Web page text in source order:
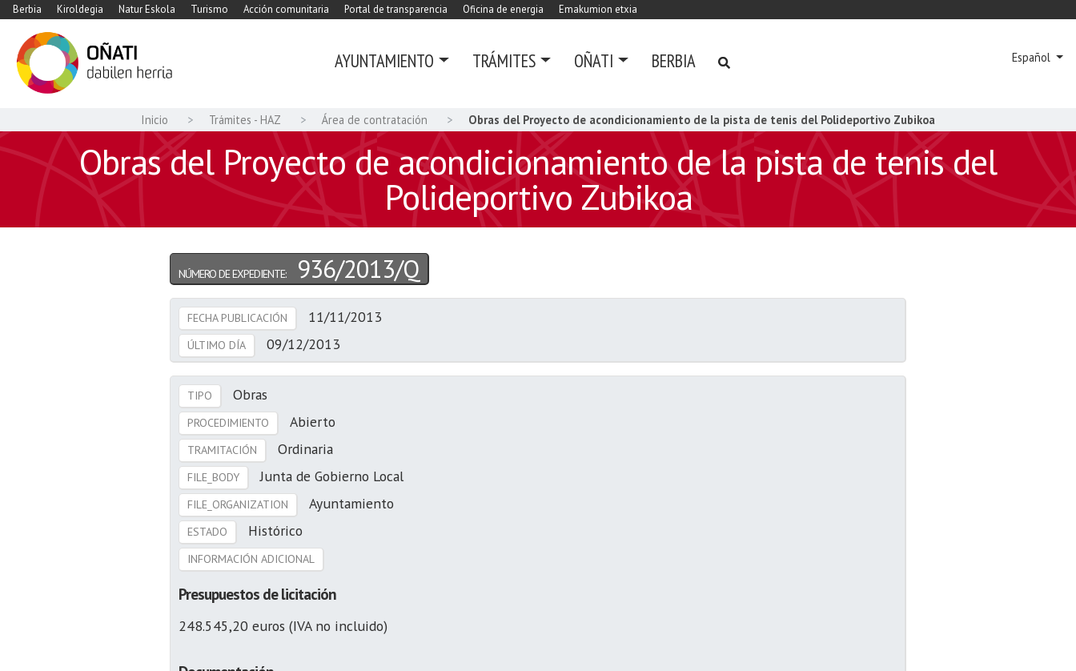
Berbia Kiroldegia Natur Eskola Turismo Acción comunitaria Portal de transparencia Oficina de energia Emakumion etxia
AYUNTAMIENTO TRÁMITES OÑATI BERBIA Español
Inicio Trámites - HAZ Área de contratación Obras del Proyecto de acondicionamiento de la pista de tenis del Polideportivo Zubikoa
Obras del Proyecto de acondicionamiento de la pista de tenis del
Polideportivo Zubikoa
NÚMERO DE EXPEDIENTE: 936/2013/Q
FECHA PUBLICACIÓN 11/11/2013
ÚLTIMO DÍA 09/12/2013
TIPO Obras
PROCEDIMIENTO Abierto
TRAMITACIÓN Ordinaria
FILE_BODY Junta de Gobierno Local
FILE_ORGANIZATION Ayuntamiento
ESTADO Histórico
INFORMACIÓN ADICIONAL
Presupuestos de licitación
248.545,20 euros (IVA no incluido)